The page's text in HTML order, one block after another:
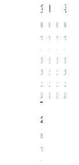
第8届少年欢乐颂·2025上海绿叶春晚：传统文化与AI科技的
晚
会
·
策
划
之
家
巴黎卡诗鱼子秀发修愈之旅：深海灵感，奢耀焕新
晚
会
·
策
划
之
家
「汾酒之夜」首届泉州民俗文化鉴赏会圆满落幕
晚
会
·
策
划
之
家
晚
会
·
策
划
之
家
晚
会
·